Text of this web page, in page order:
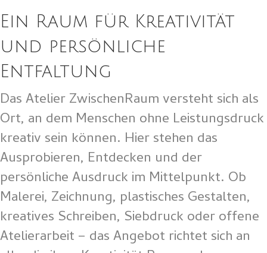
Ein Raum für Kreativität
und persönliche
Entfaltung
Das Atelier ZwischenRaum versteht sich als
Ort, an dem Menschen ohne Leistungsdruck
kreativ sein können. Hier stehen das
Ausprobieren, Entdecken und der
persönliche Ausdruck im Mittelpunkt. Ob
Malerei, Zeichnung, plastisches Gestalten,
kreatives Schreiben, Siebdruck oder offene
Atelierarbeit – das Angebot richtet sich an